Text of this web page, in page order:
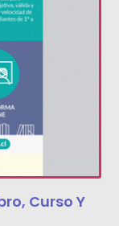
Curso Y